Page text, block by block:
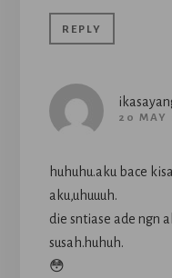
REPLY
20 MAY
huhuhu.aku bace
aku,uhuuuh.
die sntiase ade ngn
susah.huhuh.
😳